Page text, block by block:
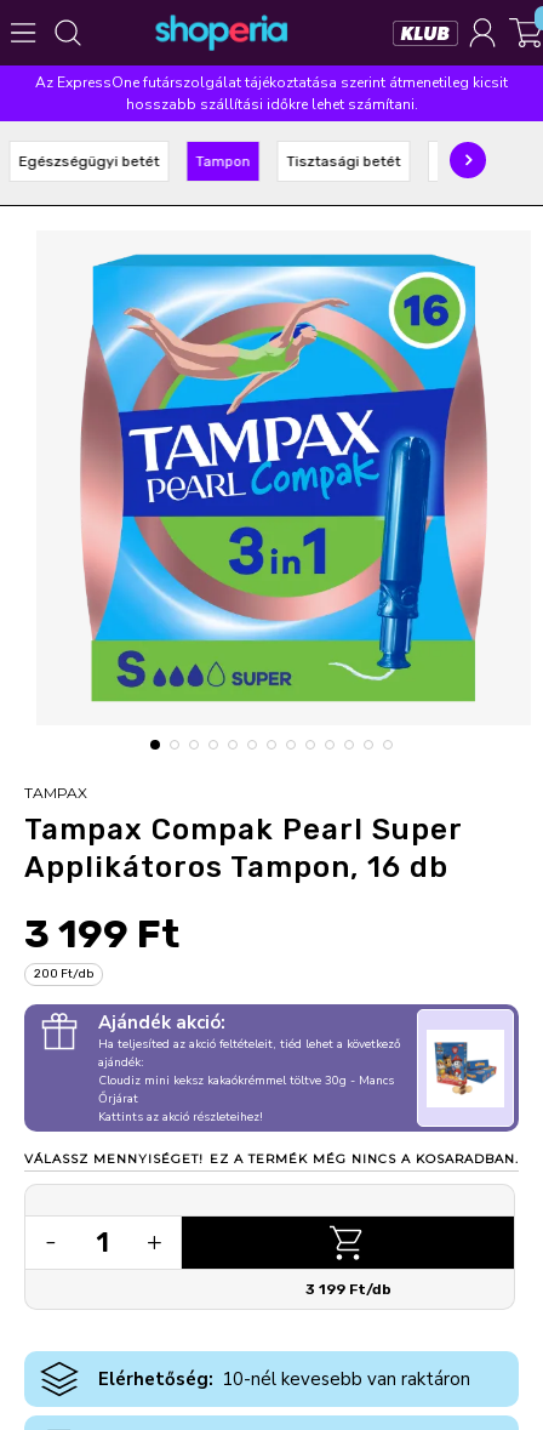
Népszerű kategóriák
Szépségápolás Élelmiszer Mosás Mosogatás
Takarítás Baba-mama Háztartás
Pampers Lenor Violeta Coccolino Silan
Népszerű keresések
leukoplast ariel lenor finish pampers
Az ExpressOne futárszolgálat tájékoztatása szerint átmenetileg kicsit
hosszabb szállítási időkre lehet számítani.
Egészségügyi betét Tampon Tisztasági betét Intim
TAMPAX
Tampax Compak Pearl Super
Applikátoros Tampon, 16 db
3 199 Ft
200 Ft/db
Ajándék akció:
Ha teljesíted az akció feltételeit, tiéd lehet a következő
ajándék:
Cloudiz mini keksz kakaókrémmel töltve 30g - Mancs
Őrjárat
Kattints az akció részleteihez!
VÁLASSZ MENNYISÉGET! EZ A TERMÉK MÉG NINCS A KOSARADBAN.
- 1 +
3 199 Ft/db
Elérhetőség: 10-nél kevesebb van raktáron